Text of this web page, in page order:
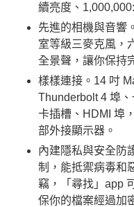
續亮度、
先進的相機與音響
室等級三麥克風，
全景聲，讓你保持
樣樣連接。14 吋
Thunderbolt 4 埠
卡插槽、HDMI 埠
部外接顯示器。
內建隱私與安全防
制，能抵禦病毒和
竊，「尋找」app
保你的檔案經過加